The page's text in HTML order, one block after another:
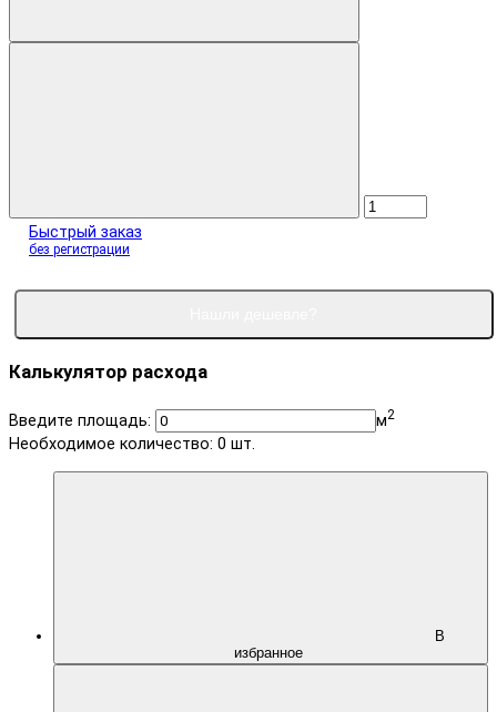
Быстрый заказ
без регистрации
Калькулятор расхода
Введите площадь: м2
Необходимое количество: 0 шт.
В
избранное